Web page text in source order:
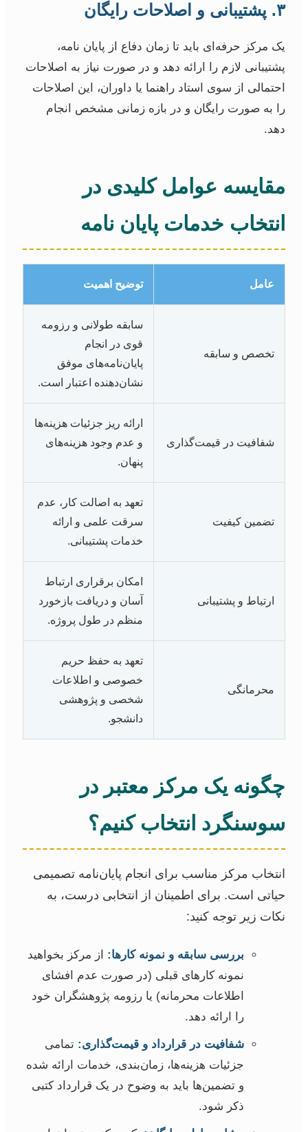
۳. پشتیبانی و اصلاحات رایگان
یک مرکز حرفه‌ای باید تا زمان دفاع از پایان نامه،
پشتیبانی لازم را ارائه دهد و در صورت نیاز به اصلاحات
احتمالی از سوی استاد راهنما یا داوران، این اصلاحات
را به صورت رایگان و در بازه زمانی مشخص انجام
دهد.
مقایسه عوامل کلیدی در
انتخاب خدمات پایان نامه
عامل توضیح اهمیت
تخصص و سابقه
سابقه طولانی و رزومه
قوی در انجام
پایان‌نامه‌های موفق
نشان‌دهنده اعتبار است.
شفافیت در قیمت‌گذاری
ارائه ریز جزئیات هزینه‌ها
و عدم وجود هزینه‌های
پنهان.
تضمین کیفیت
تعهد به اصالت کار، عدم
سرقت علمی و ارائه
خدمات پشتیبانی.
ارتباط و پشتیبانی
امکان برقراری ارتباط
آسان و دریافت بازخورد
منظم در طول پروژه.
محرمانگی
تعهد به حفظ حریم
خصوصی و اطلاعات
شخصی و پژوهشی
دانشجو.
چگونه یک مرکز معتبر در
سوسنگرد انتخاب کنیم؟
انتخاب مرکز مناسب برای انجام پایان‌نامه تصمیمی
حیاتی است. برای اطمینان از انتخابی درست، به
نکات زیر توجه کنید:
بررسی سابقه و نمونه کارها: از مرکز بخواهید
نمونه کارهای قبلی (در صورت عدم افشای
اطلاعات محرمانه) یا رزومه پژوهشگران خود
را ارائه دهد.
شفافیت در قرارداد و قیمت‌گذاری: تمامی
جزئیات هزینه‌ها، زمان‌بندی، خدمات ارائه شده
و تضمین‌ها باید به وضوح در یک قرارداد کتبی
ذکر شود.